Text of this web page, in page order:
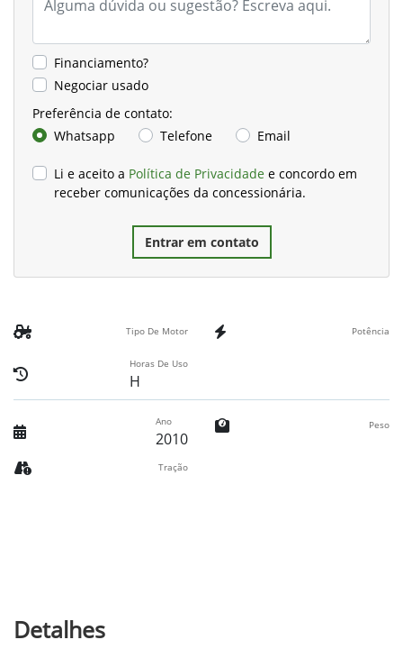
Financiamento?
Negociar usado
Preferência de contato:
Whatsapp
Telefone Email
Li e aceito a Política de Privacidade e concordo em
receber comunicações da concessionária.
Entrar em contato
Tipo De Motor Potência
Horas De Uso
H
Ano
2010
Peso
Tração
Detalhes